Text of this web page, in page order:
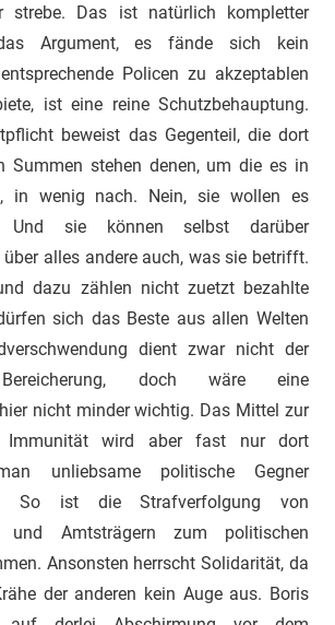
strebe. Das ist natürlich kompletter
Argument, es fände sich kein
Policen zu akzeptablen
ist eine reine Schutzbehauptung.
beweist das Gegenteil, die dort
Summen stehen denen, um die es in
in wenig nach. Nein, sie wollen es
Und sie können selbst darüber
alles andere auch, was sie betrifft.
dazu zählen nicht zuetzt bezahlte
sich das Beste aus allen Welten
dient zwar nicht der
Bereicherung, doch wäre eine
nicht minder wichtig. Das Mittel zur
Immunität wird aber fast nur dort
unliebsame politische Gegner
So ist die Strafverfolgung von
und Amtsträgern zum politischen
Ansonsten herrscht Solidarität, da
der anderen kein Auge aus. Boris